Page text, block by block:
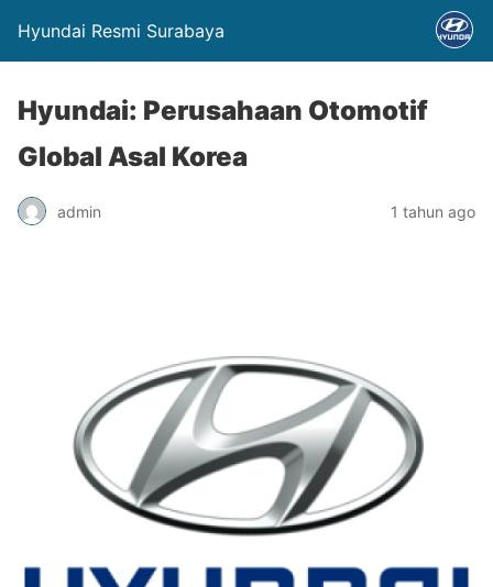
Hyundai Resmi Surabaya
Hyundai: Perusahaan Otomotif
Global Asal Korea
admin 1 tahun ago